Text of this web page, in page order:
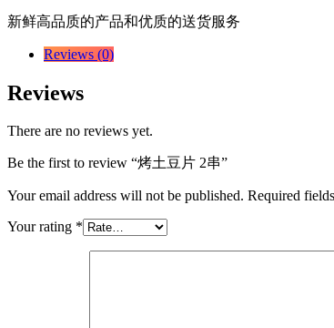
新鲜高品质的产品和优质的送货服务
Reviews (0)
Reviews
There are no reviews yet.
Be the first to review “烤土豆片 2串”
Your email address will not be published. Required
Your rating *